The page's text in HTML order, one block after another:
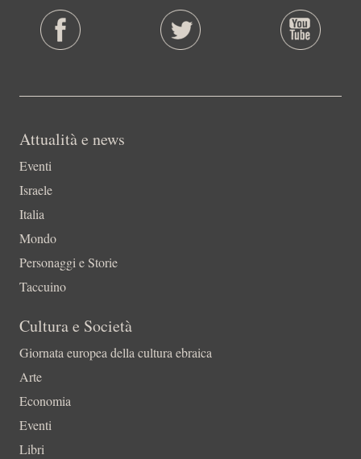
Attualità e news
Eventi
Israele
Italia
Mondo
Personaggi e Storie
Taccuino
Cultura e Società
Giornata europea della cultura ebraica
Arte
Economia
Eventi
Libri